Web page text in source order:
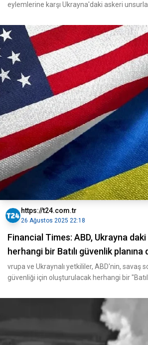
eylemlerine karşı Ukrayna'daki askeri
https://t24.com.tr
26 Ağustos 2025 22:18
Financial Times: ABD, Ukrayna
herhangi bir Batılı güvenlik
vrupa ​​ve Ukraynalı yetkililer, ABD'nin, savaş
güvenliği için oluşturulacak herhangi bir